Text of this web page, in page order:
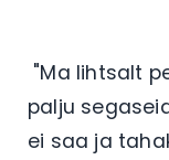
"Ma lihtsalt
palju
ei saa ja